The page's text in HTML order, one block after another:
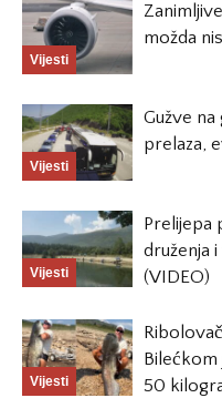
Vijesti
možda
Vijesti
Gužve
prelaza,
Vijesti
Prelijepa
druženja
(VIDEO)
Vijesti
50